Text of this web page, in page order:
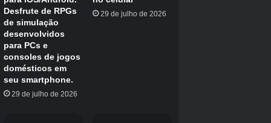
procurar os seguintes CPs para um Mareep
15/15/15 perfeito:
Nível 30 (CP selvagem máximo) – 849 CP
Nível 35 (máximo de CP selvagem aumentado pelo clima)
– 920 CP